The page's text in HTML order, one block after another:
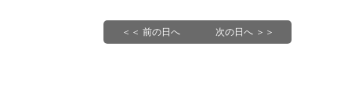
＜＜ 前の日へ 次の日へ ＞＞